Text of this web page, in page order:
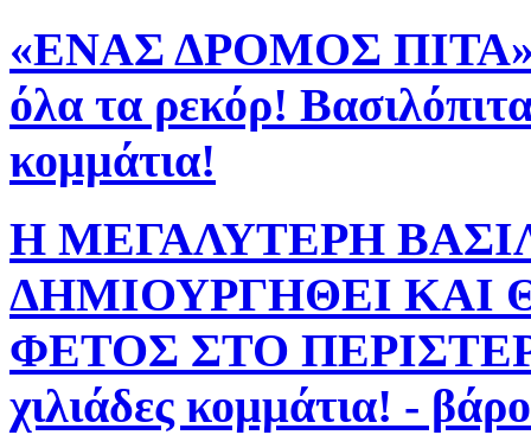
«ΕΝΑΣ ΔΡΟΜΟΣ
όλα τα ρεκόρ!
κομμάτια!
Η ΜΕΓΑΛΥΤΕΡΗ
ΔΗΜΙΟΥΡΓΗΘΕΙ ΚΑΙ
ΦΕΤΟΣ ΣΤΟ
χιλιάδες κομμάτια! -